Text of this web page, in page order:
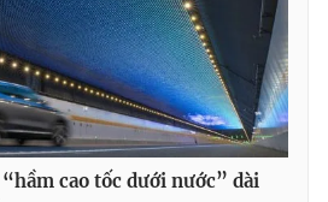
Vươn mình bằng AI
VTV8
English
cao tốc dưới nước” dài